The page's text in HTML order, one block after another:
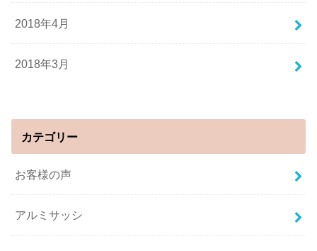
2018年4月
2018年3月
カテゴリー
お客様の声
アルミサッシ